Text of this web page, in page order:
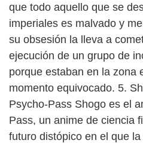
que todo aquello que se
imperiales es malvado y
su obsesión la lleva a
ejecución de un grupo de
porque estaban en la zona
momento equivocado. 5.
Psycho-Pass Shogo es el
Pass, un anime de ciencia
futuro distópico en el que